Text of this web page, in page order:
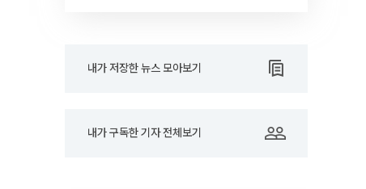
내가 저장한 뉴스 모아보기
내가 구독한 기자 전체보기